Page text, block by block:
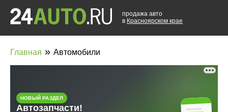
продажа авто
в Красноярском крае
Главная » Автомобили